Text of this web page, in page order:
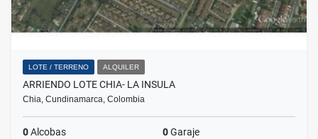
LOTE / TERRENO ALQUILER
ARRIENDO LOTE CHIA- LA INSULA
Chia, Cundinamarca, Colombia
0Alcobas 0Garaje